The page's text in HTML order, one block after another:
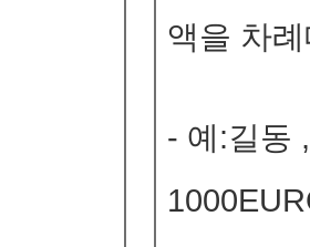
액을 차
- 예:길동